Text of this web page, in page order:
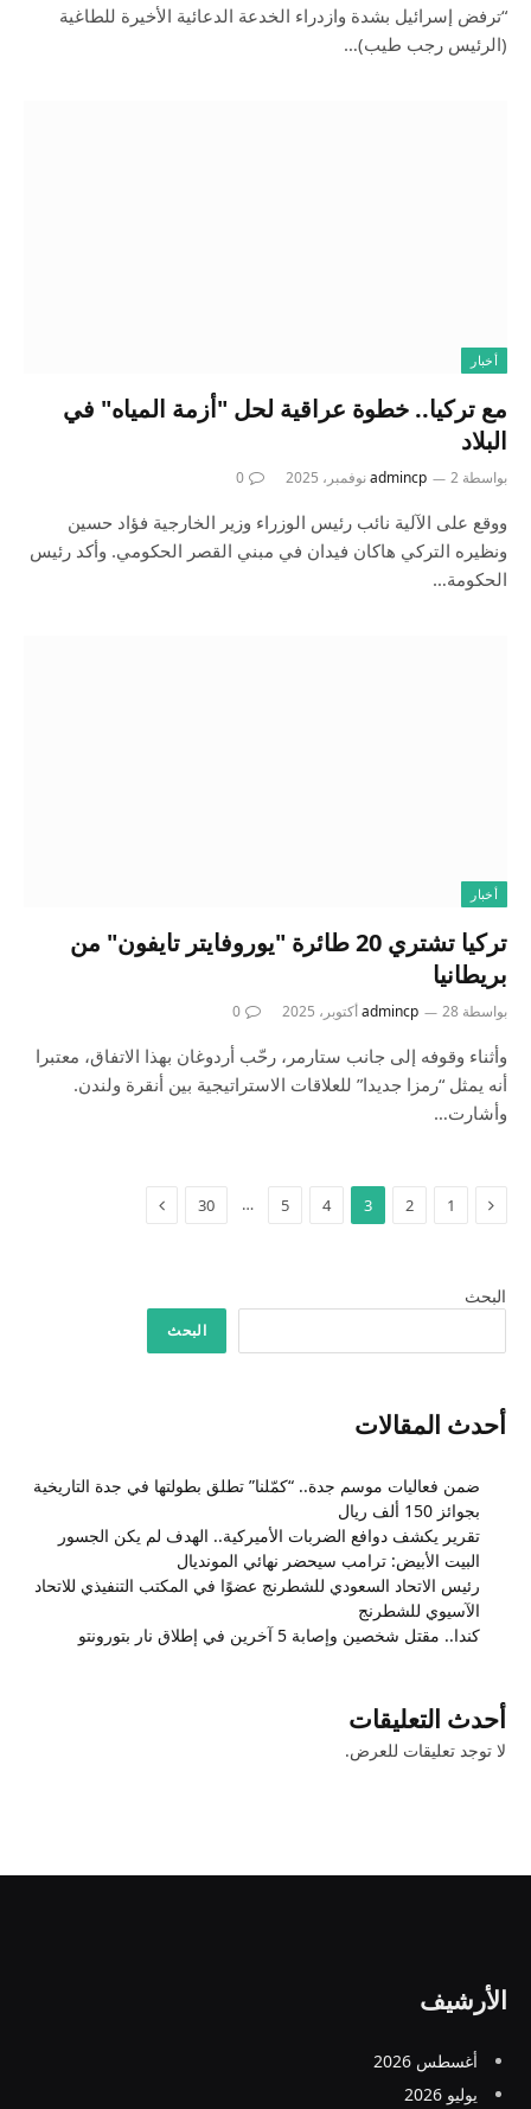
“ترفض إسرائيل بشدة وازدراء الخدعة الدعائية الأخيرة للطاغية
(الرئيس رجب طيب)…
أخبار
مع تركيا.. خطوة عراقية لحل "أزمة المياه" في
البلاد
بواسطة admincp 2 نوفمبر، 2025 0
ووقع على الآلية نائب رئيس الوزراء وزير الخارجية فؤاد حسين
ونظيره التركي هاكان فيدان في مبني القصر الحكومي. وأكد رئيس
الحكومة…
أخبار
تركيا تشتري 20 طائرة "يوروفايتر تايفون" من
بريطانيا
بواسطة admincp 28 أكتوبر، 2025 0
وأثناء وقوفه إلى جانب ستارمر، رحّب أردوغان بهذا الاتفاق، معتبرا
أنه يمثل “رمزا جديدا” للعلاقات الاستراتيجية بين أنقرة ولندن.
وأشارت…
السابق
1
2
3
4
5
…
30 التالي
البحث
البحث
أحدث المقالات
ضمن فعاليات موسم جدة.. “كمّلنا” تطلق بطولتها في جدة التاريخية
بجوائز 150 ألف ريال
تقرير يكشف دوافع الضربات الأميركية.. الهدف لم يكن الجسور
البيت الأبيض: ترامب سيحضر نهائي المونديال
رئيس الاتحاد السعودي للشطرنج عضوًا في المكتب التنفيذي للاتحاد
الآسيوي للشطرنج
كندا.. مقتل شخصين وإصابة 5 آخرين في إطلاق نار بتورونتو
أحدث التعليقات
لا توجد تعليقات للعرض.
الأرشيف
أغسطس 2026
يوليو 2026